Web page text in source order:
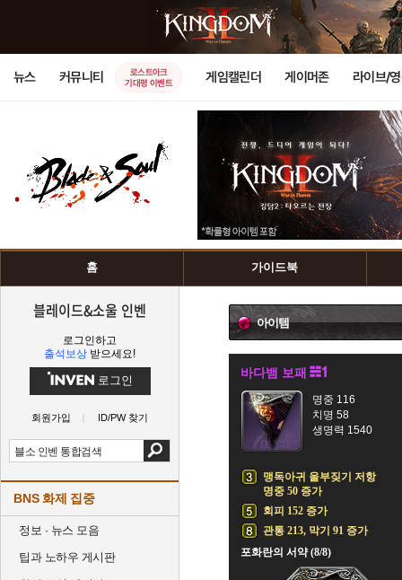
뉴스 커뮤니티
로스트아크
기대평 이벤트
게임캘린더 게이머존 라이브/
홈 가이드북
블레이드&소울 인벤
로그인하고
출석보상 받으세요!
로그인
회원가입 ID/PW 찾기
BNS 화제 집중
정보 · 뉴스 모음
팁과 노하우 게시판
아이템
바다뱀 보패
명중 116
치명 58
생명력 1540
맹독아귀 울부짖기 저항
명중 50 증가
회피 152 증가
관통 213, 막기 91 증가
포화란의 서약 (8/8)